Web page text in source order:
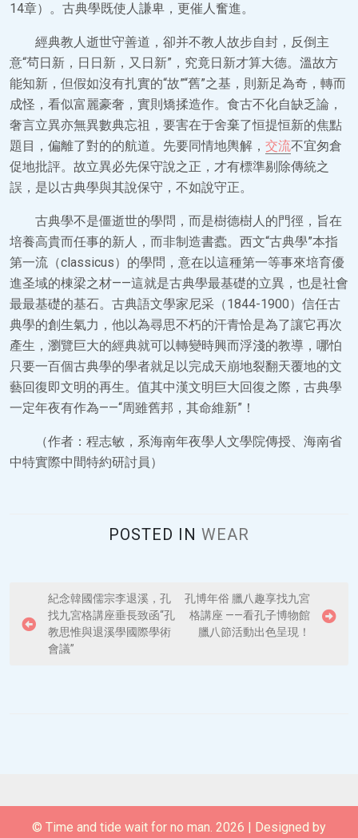
14章）。古典學既使人謙卑，更催人奮進。
經典教人逝世守善道，卻并不教人故步自封，反倒主
意“茍日新，日日新，又日新”，究竟日新才算大德。溫故方
能知新，但假如沒有扎實的“故”“舊”之基，則新足為奇，轉而
成怪，看似富麗豪奢，實則矯揉造作。食古不化自缺乏論，
奢言立異亦無異數典忘祖，要害在于舍棄了恒提恒新的焦點
題目，偏離了對的的航道。先要同情地輿解， 交流不宜匆倉
促地批評。故立異必先保守說之正，才有標準剔除傳統之
誤，是以古典學與其說保守，不如說守正。
古典學不是僵逝世的學問，而是樹德樹人的門徑，旨在
培養高貴而任事的新人，而非制造書蠹。西文“古典學”本指
第一流（classicus）的學問，意在以這種第一等事來培育優
進圣域的棟梁之材——這就是古典學最基礎的立異，也是社會
最最基礎的基石。古典語文學家尼采（1844-1900）信任古
典學的創生氣力，他以為尋思不朽的汗青恰是為了讓它再次
產生，瀏覽巨大的經典就可以轉變時興而浮淺的教導，哪怕
只要一百個古典學的學者就足以完成天崩地裂翻天覆地的文
藝回復即文明的再生。值其中漢文明巨大回復之際，古典學
一定年夜有作為——“周雖舊邦，其命維新”！
（作者：程志敏，系海南年夜學人文學院傳授、海南省
中特實際中間特約研討員）
POSTED IN WEAR
o
紀念韓國儒宗李退溪，孔
找九宮格講座垂長致函“孔
教思惟與退溪學國際學術
會議”
孔博年俗 臘八趣享找九宮
格講座 ——看孔子博物館
臘八節活動出色呈現！
© Time and tide wait for no man. 2026 | Designed by